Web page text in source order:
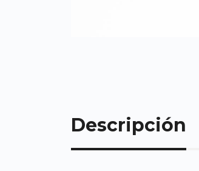
Descripción